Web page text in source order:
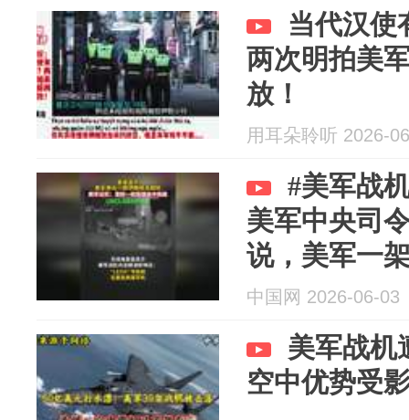
当代汉使
两次明拍美
放！
用耳朵聆听 2026-
#美军战
美军中央司
说，美军一
向一艘试图
中国网 2026-06-03
美军战机
空中优势受